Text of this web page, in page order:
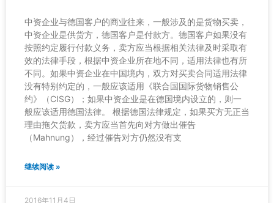
中资企业与德国客户的商业往来，一般涉及的是货物买卖，
中资企业是供货方，德国客户是付款方。德国客户如果没有
按照约定履行付款义务，卖方应当根据相关法律及时采取有
效的法律手段，根据中资企业所在地不同，适用法律也有所
不同。如果中资企业在中国境内，双方对买卖合同适用法律
没有特别约定的，一般应该适用《联合国国际货物销售公
约》（CISG）；如果中资企业是在德国境内设立的，则一
般应该适用德国法律。 根据德国法律规定，如果买方无正当
理由拖欠货款，卖方应当首先向对方做出催告
（Mahnung），经过催告对方仍然没有支
继续阅读 »
2016年11月4日